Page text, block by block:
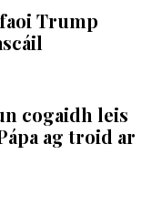
Trump
cogaidh leis
ag troid ar